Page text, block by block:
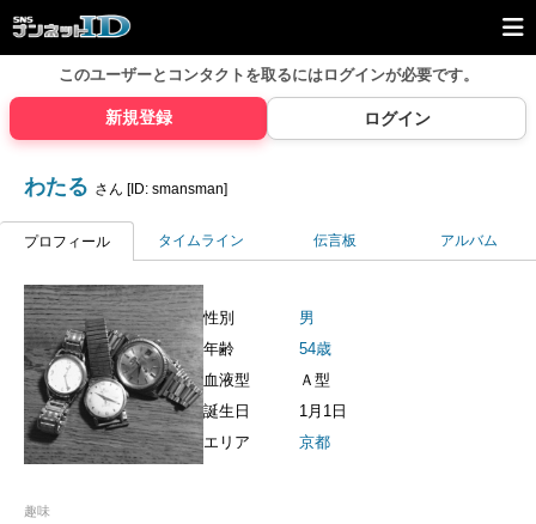
このユーザーとコンタクトを取るにはログインが必要です。
新規登録 ログイン
わたる さん [ID: smansman]
プロフィール タイムライン 伝言板 アルバム
性別
男
年齢
54歳
血液型
Ａ型
誕生日
1月1日
エリア
京都
趣味